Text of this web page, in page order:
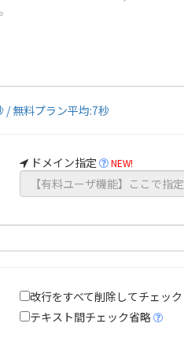
無料プラン平均:7秒
ドメイン指定 NEW!
改行をすべて削除してチェック
テキスト間チェック省略